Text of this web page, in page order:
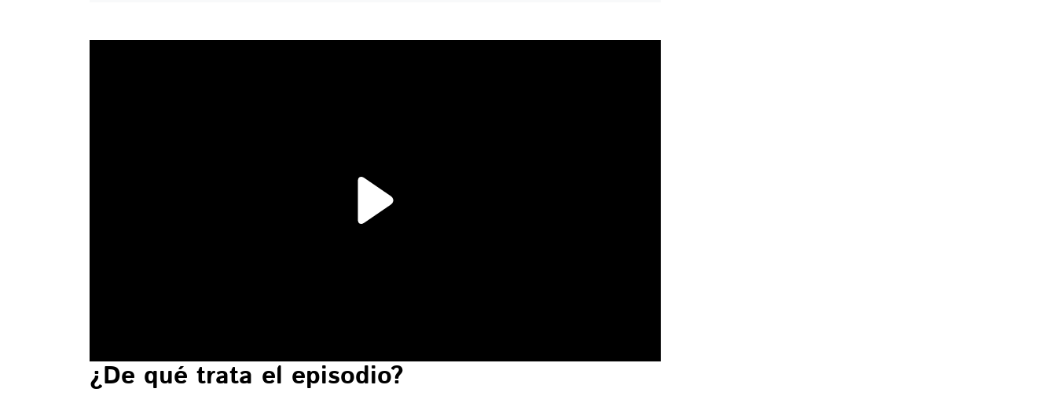
¿De qué trata el episodio?